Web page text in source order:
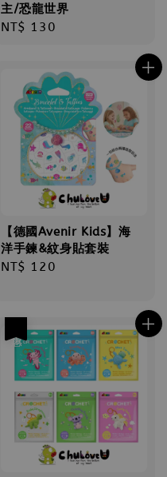
主/恐龍世界
Regular
NT$ 130
【德國Avenir Kids】海
洋手鍊&紋身貼套裝
Regular
NT$ 120